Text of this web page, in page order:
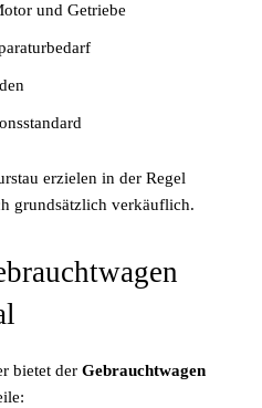
und Getriebe
erzielen in der Regel
grundsätzlich verkäuflich.
bietet der Gebrauchtwagen